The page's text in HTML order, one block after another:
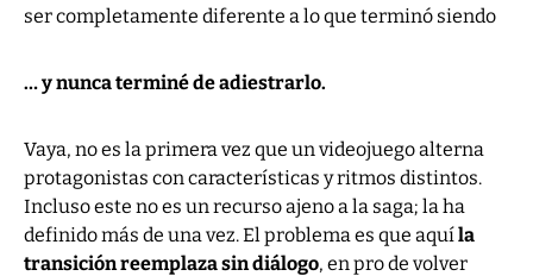
ser completamente diferente a lo que terminó siendo
… y nunca terminé de adiestrarlo.
Vaya, no es la primera vez que un videojuego alterna
protagonistas con características y ritmos distintos.
Incluso este no es un recurso ajeno a la saga; la ha
definido más de una vez. El problema es que aquíla
transición reemplaza sin diálogo, en pro de volver